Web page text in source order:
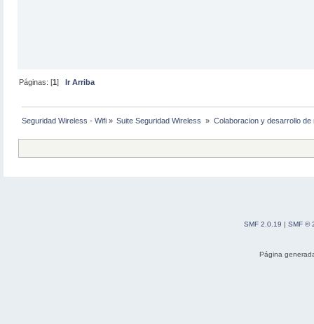
Páginas: [1] Ir Arriba
Seguridad Wireless - Wifi » Suite Seguridad Wireless » Colaboracion y desarrollo de
SMF 2.0.19 | SMF ©
Página